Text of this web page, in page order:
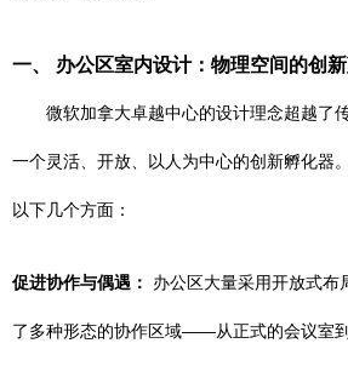
一、 办公区室内设计：物理空间的创
微软加拿大卓越中心的设计理念超越了
一个灵活、开放、以人为中心的创新孵化器
以下几个方面：
促进协作与偶遇： 办公区大量采用开放式布
了多种形态的协作区域——从正式的会议室到